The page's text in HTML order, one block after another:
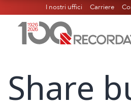
I nostri uffici Carriere
Share